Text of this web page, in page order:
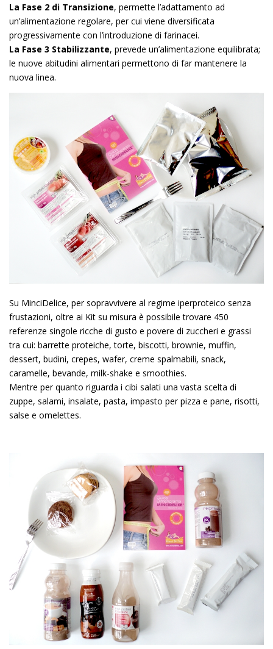
La Fase 2 di Transizione, permette l’adattamento ad
un’alimentazione regolare, per cui viene diversificata
progressivamente con l’introduzione di farinacei.
La Fase 3 Stabilizzante, prevede un’alimentazione equilibrata;
le nuove abitudini alimentari permettono di far mantenere la
nuova linea.
Su MinciDelice, per sopravvivere al regime iperproteico senza
frustazioni, oltre ai Kit su misura è possibile trovare 450
referenze singole ricche di gusto e povere di zuccheri e grassi
tra cui: barrette proteiche, torte, biscotti, brownie, muffin,
dessert, budini, crepes, wafer, creme spalmabili, snack,
caramelle, bevande, milk-shake e smoothies.
Mentre per quanto riguarda i cibi salati una vasta scelta di
zuppe, salami, insalate, pasta, impasto per pizza e pane, risotti,
salse e omelettes.